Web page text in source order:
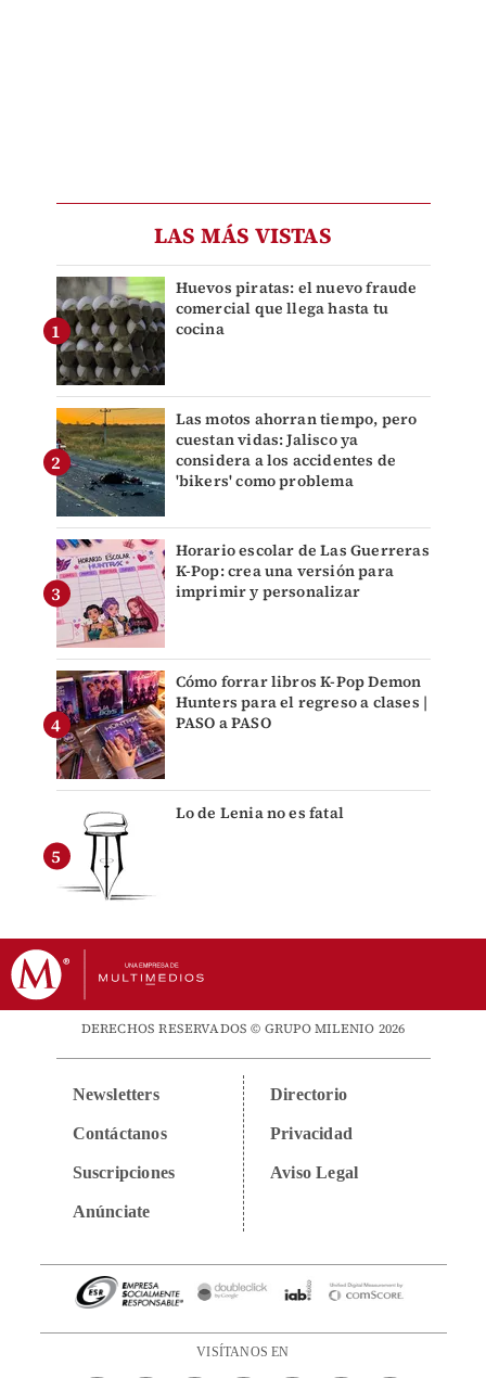
LAS MÁS VISTAS
Huevos piratas: el nuevo fraude
comercial que llega hasta tu
cocina
Las motos ahorran tiempo, pero
cuestan vidas: Jalisco ya
considera a los accidentes de
'bikers' como problema
Horario escolar de Las Guerreras
K-Pop: crea una versión para
imprimir y personalizar
Cómo forrar libros K-Pop Demon
Hunters para el regreso a clases |
PASO a PASO
Lo de Lenia no es fatal
DERECHOS RESERVADOS © GRUPO MILENIO 2026
Newsletters
Contáctanos
Suscripciones
Anúnciate
Directorio
Privacidad
Aviso Legal
VISÍTANOS EN